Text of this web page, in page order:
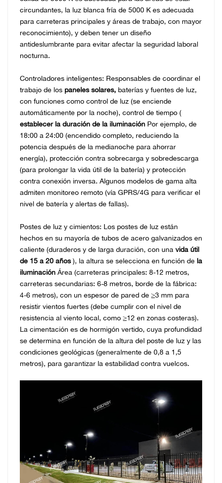
circundantes, la luz blanca fría de 5000 K es adecuada
para carreteras principales y áreas de trabajo, con mayor
reconocimiento), y deben tener un diseño
antideslumbrante para evitar afectar la seguridad laboral
nocturna.
Controladores inteligentes: Responsables de coordinar el
trabajo de los paneles solares, baterías y fuentes de luz,
con funciones como control de luz (se enciende
automáticamente por la noche), control de tiempo (
establecer la duración de la iluminación Por ejemplo, de
18:00 a 24:00 (encendido completo, reduciendo la
potencia después de la medianoche para ahorrar
energía), protección contra sobrecarga y sobredescarga
(para prolongar la vida útil de la batería) y protección
contra conexión inversa. Algunos modelos de gama alta
admiten monitoreo remoto (vía GPRS/4G para verificar el
nivel de batería y alertas de fallas).
Postes de luz y cimientos: Los postes de luz están
hechos en su mayoría de tubos de acero galvanizados en
caliente (duraderos y de larga duración, con una vida útil
de 15 a 20 años ), la altura se selecciona en función de la
iluminación Área (carreteras principales: 8-12 metros,
carreteras secundarias: 6-8 metros, borde de la fábrica:
4-6 metros), con un espesor de pared de ≥3 mm para
resistir vientos fuertes (debe cumplir con el nivel de
resistencia al viento local, como ≥12 en zonas costeras).
La cimentación es de hormigón vertido, cuya profundidad
se determina en función de la altura del poste de luz y las
condiciones geológicas (generalmente de 0,8 a 1,5
metros), para garantizar la estabilidad contra vuelcos.